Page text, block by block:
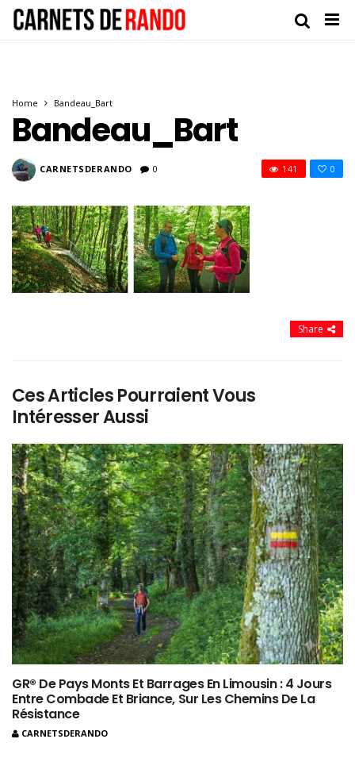
Home Bandeau_Bart
Bandeau_Bart
CARNETSDERANDO 0 0
141
Share
Ces Articles Pourraient Vous
Intéresser Aussi
GR® De Pays Monts Et Barrages En Limousin : 4 Jours
Entre Combade Et Briance, Sur Les Chemins De La
Résistance
CARNETSDERANDO